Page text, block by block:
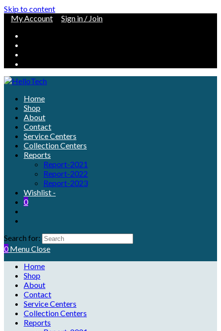
Skip to content
My Account
Sign in / Join
Home
Shop
About
Contact
Service Centers
Collection Centers
Reports
Report-2021
Report-2022
Report-2023
Wishlist -
0
Search for:
0 MenuClose
Home
Shop
About
Contact
Service Centers
Collection Centers
Reports